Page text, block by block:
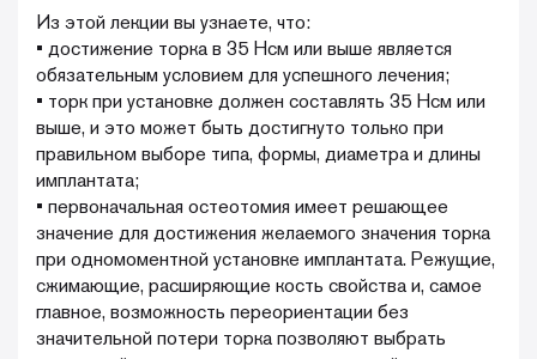
Из этой лекции вы узнаете, что:
• достижение торка в 35 Нсм или выше является
обязательным условием для успешного лечения;
• торк при установке должен составлять 35 Нсм или
выше, и это может быть достигнуто только при
правильном выборе типа, формы, диаметра и длины
имплантата;
• первоначальная остеотомия имеет решающее
значение для достижения желаемого значения торка
при одномоментной установке имплантата. Режущие,
сжимающие, расширяющие кость свойства и, самое
главное, возможность переориентации без
значительной потери торка позволяют выбрать